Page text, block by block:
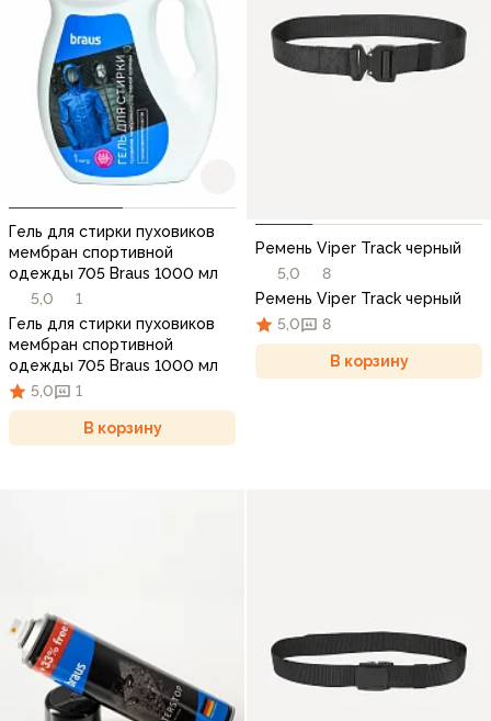
Гель для стирки пуховиков
мембран спортивной
одежды 705 Braus 1000 мл
5,0
1
Гель для стирки пуховиков
мембран спортивной
одежды 705 Braus 1000 мл
5,0
1
В корзину
Ремень Viper Track черный
5,0
8
Ремень Viper Track черный
5,0
8
В корзину